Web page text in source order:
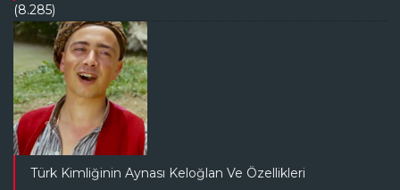
(8.285)
Türk Kimliğinin Aynası Keloğlan Ve Özellikleri